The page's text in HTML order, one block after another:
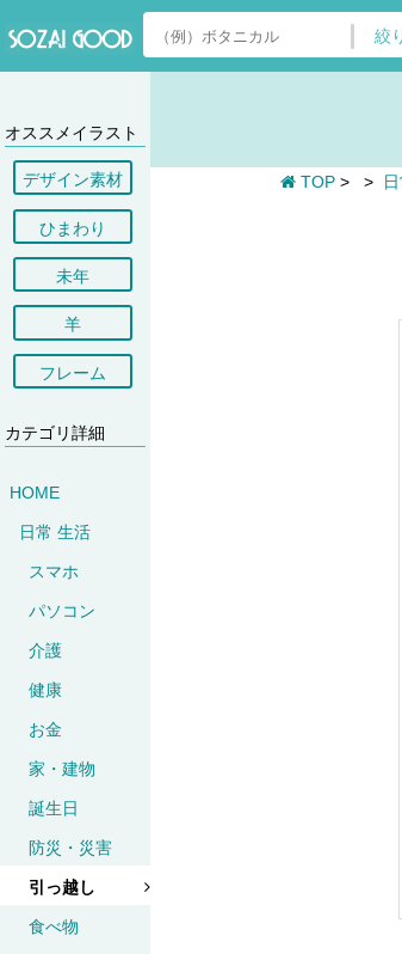
絞
オススメイラスト
デザイン素材
ひまわり
未年
羊
フレーム
カテゴリ詳細
HOME
日常 生活
スマホ
パソコン
介護
健康
お金
家・建物
誕生日
防災・災害
引っ越し
食べ物
TOP > >